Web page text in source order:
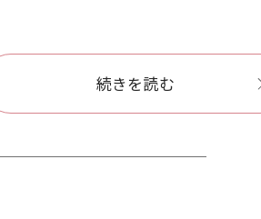
続きを読む